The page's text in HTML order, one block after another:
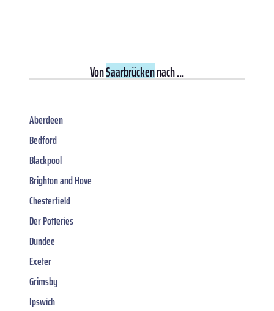
VonSaarbrückennach ...
Aberdeen
Bedford
Blackpool
Brighton and Hove
Chesterfield
Der Potteries
Dundee
Exeter
Grimsby
Ipswich